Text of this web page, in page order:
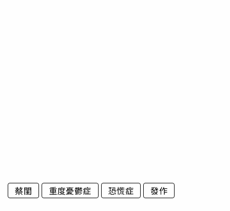
蔡閨 重度憂鬱症 恐慌症 發作